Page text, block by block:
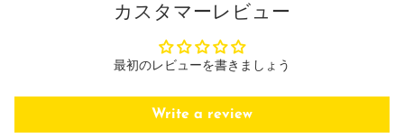
カスタマーレビュー
最初のレビューを書きましょう
Write a review